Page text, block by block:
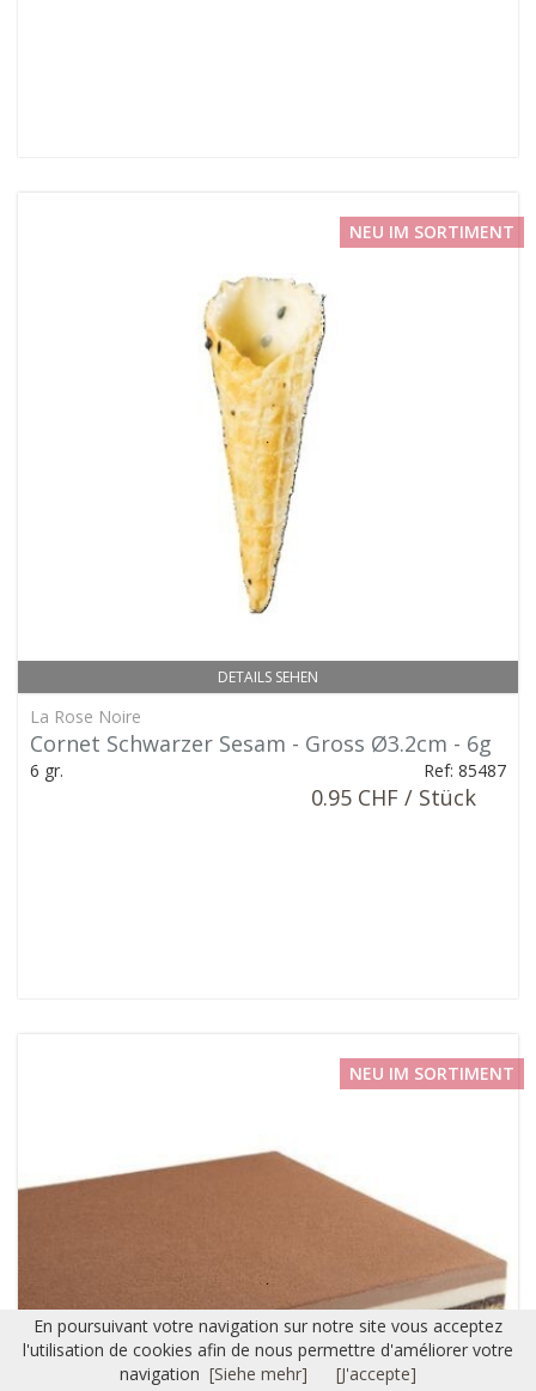
DETAILS SEHEN
NEU IM SORTIMENT
La Rose Noire
Cornet Schwarzer Sesam - Gross Ø3.2cm - 6g
6 gr. Ref: 85487
0.95 CHF / Stück
NEU IM SORTIMENT
En poursuivant votre navigation sur notre site vous acceptez
l'utilisation de cookies afin de nous permettre d'améliorer votre
navigation [Siehe mehr] [J'accepte]